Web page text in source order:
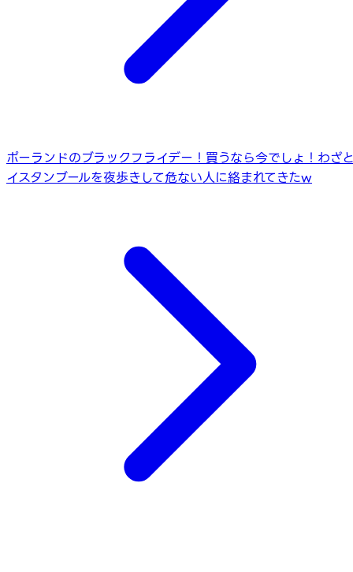
ポーランドのブラックフライデー！買うなら今でしょ！わざ
イスタンブールを夜歩きして危ない人に絡まれてきたw